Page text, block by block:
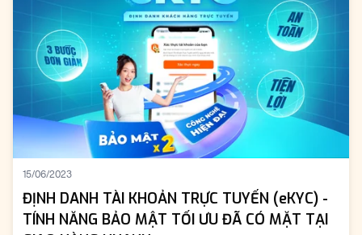
15/06/2023
ĐỊNH DANH TÀI KHOẢN TRỰC TUYẾN (eKYC) -
TÍNH NĂNG BẢO MẬT TỐI ƯU ĐÃ CÓ MẶT TẠI